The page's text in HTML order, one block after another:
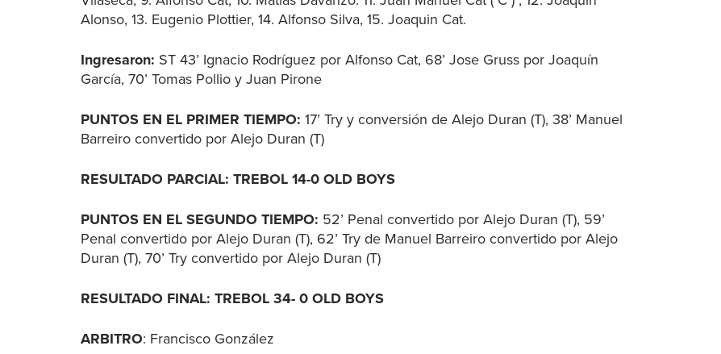
Alonso, 13. Eugenio Plottier, 14. Alfonso Silva, 15. Joaquin Cat.
Ingresaron: ST 43’ Ignacio Rodríguez por Alfonso Cat, 68’ Jose Gruss por Joaquín
García, 70’ Tomas Pollio y Juan Pirone
PUNTOS EN EL PRIMER TIEMPO: 17’ Try y conversión de Alejo Duran (T), 38’ Manuel
Barreiro convertido por Alejo Duran (T)
RESULTADO PARCIAL: TREBOL 14-0 OLD BOYS
PUNTOS EN EL SEGUNDO TIEMPO: 52’ Penal convertido por Alejo Duran (T), 59’
Penal convertido por Alejo Duran (T), 62’ Try de Manuel Barreiro convertido por Alejo
Duran (T), 70’ Try convertido por Alejo Duran (T)
RESULTADO FINAL: TREBOL 34- 0 OLD BOYS
ARBITRO: Francisco González